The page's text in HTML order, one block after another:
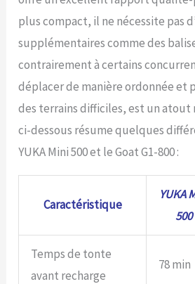
naviguer
50 %
99 % des
installé,
chargera
l'herbe, de
bordures
diverses
permet
trajets
que la
endroits
plus compact, il ne nécessite pas
supplémentaires comme des
contrairement à certains
déplacer de manière ordonnée et
des terrains difficiles, est un atout
ci-dessous résume quelques
YUKA Mini 500 et le Goat G1-800 :
Caractéristique
YUKA
500
Temps de tonte
avant recharge
78 min